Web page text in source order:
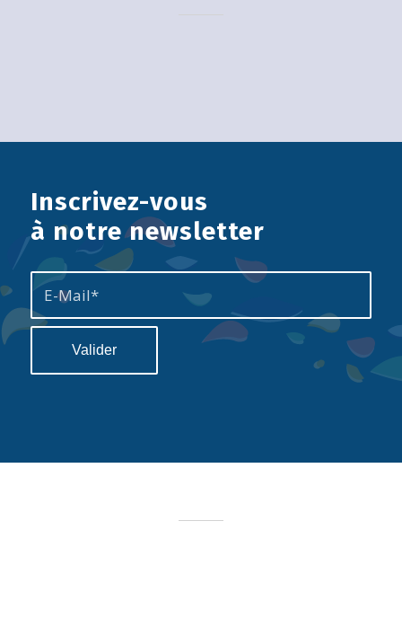
Inscrivez-vous
à notre newsletter